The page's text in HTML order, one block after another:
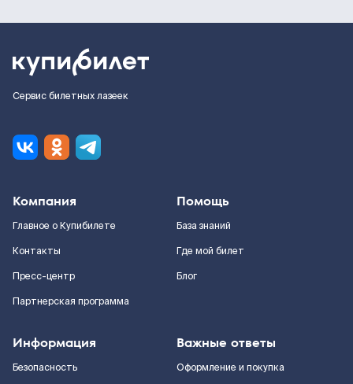
Сервис билетных лазеек
Компания
Главное о Купибилете
Контакты
Пресс-центр
Партнерская программа
Помощь
База знаний
Где мой билет
Блог
Информация
Безопасность
Важные ответы
Оформление и покупка